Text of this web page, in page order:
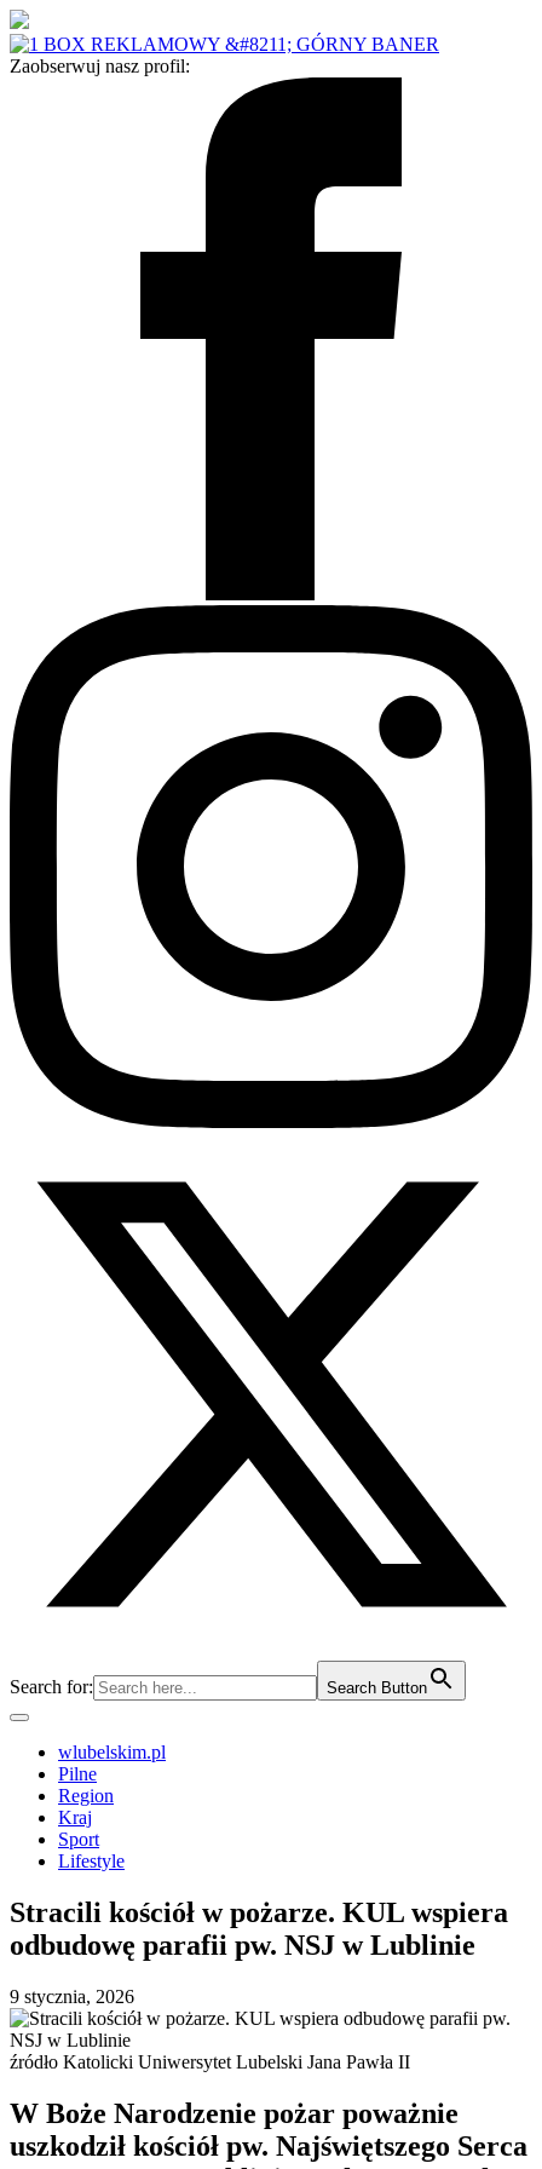
Zaobserwuj nasz profil:
Search for: Search Button
wlubelskim.pl
Pilne
Region
Kraj
Sport
Lifestyle
Stracili kościół w pożarze. KUL wspiera
odbudowę parafii pw. NSJ w Lublinie
9 stycznia, 2026
źródło Katolicki Uniwersytet Lubelski Jana Pawła II
W Boże Narodzenie pożar poważnie
uszkodził kościół pw. Najświętszego Serca